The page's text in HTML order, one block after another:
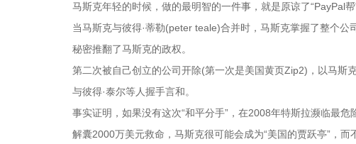
马斯克年轻的时候，做的最明智的一件事，就是原谅了“PayPal帮
当马斯克与彼得·蒂勒(peter teale)合并时，马斯克掌握了整个
秘密推翻了马斯克的政权。
第二次被自己创立的公司开除(第一次是美国黄页Zip2)，以马斯
与彼得·泰尔等人握手言和。
事实证明，如果没有这次“和平分手”，在2008年特斯拉濒临最
解囊2000万美元救命，马斯克很可能会成为“美国的贾跃亭”，而